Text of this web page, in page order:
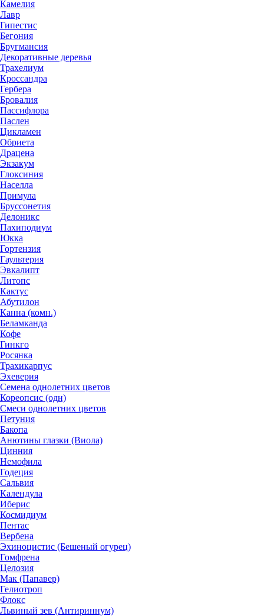
Камелия
Лавр
Гипестис
Бегония
Бругмансия
Декоративные деревья
Трахелиум
Кроссандра
Гербера
Бровалия
Пассифлора
Паслен
Цикламен
Обриета
Драцена
Экзакум
Глоксиния
Населла
Примула
Бруссонетия
Делоникс
Пахиподиум
Юкка
Гортензия
Гаультерия
Эвкалипт
Литопс
Кактус
Абутилон
Канна (комн.)
Беламканда
Кофе
Гинкго
Росянка
Трахикарпус
Эхеверия
Семена однолетних цветов
Кореопсис (одн)
Смеси однолетних цветов
Петуния
Бакопа
Анютины глазки (Виола)
Цинния
Немофила
Годеция
Сальвия
Календула
Иберис
Космидиум
Пентас
Вербена
Эхиноцистис (Бешеный огурец)
Гомфрена
Целозия
Мак (Папавер)
Гелиотроп
Флокс
Львиный зев (Антириннум)